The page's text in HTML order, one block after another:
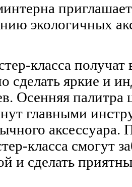
экологичных
класса получат
сделать яркие и
Осенняя палитра
главными
аксессуара.
класса смогут
и сделать